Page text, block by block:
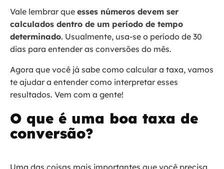
Vale lembrar que esses números devem ser
calculados dentro de um período de tempo
determinado. Usualmente, usa-se o período de 30
dias para entender as conversões do mês.
Agora que você já sabe como calcular a taxa, vamos
te ajudar a entender como interpretar esses
resultados. Vem com a gente!
O que é uma boa taxa de
conversão?
Uma das coisas mais importantes que você precisa